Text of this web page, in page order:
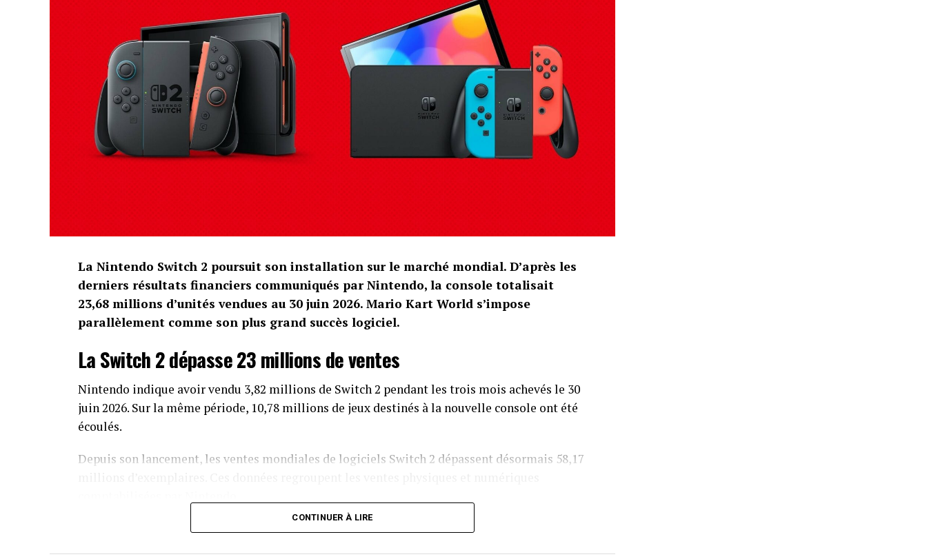
La Nintendo Switch 2 poursuit son installation sur le marché mondial. D’après les
derniers résultats financiers communiqués par Nintendo, la console totalisait
23,68 millions d’unités vendues au 30 juin 2026. Mario Kart World s’impose
parallèlement comme son plus grand succès logiciel.
La Switch 2 dépasse 23 millions de ventes
Nintendo indique avoir vendu 3,82 millions de Switch 2 pendant les trois mois achevés le 30
juin 2026. Sur la même période, 10,78 millions de jeux destinés à la nouvelle console ont été
écoulés.
Depuis son lancement, les ventes mondiales de logiciels Switch 2 dépassent désormais 58,17
La première Switch continue également de trouver son public. Le constructeur annonce 770
CONTINUER À LIRE